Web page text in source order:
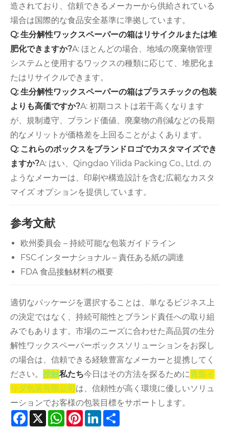
造されており、信頼できるメーカーから供給されている
場合は国際的な食品安全基準に準拠しています。
Q: 生分解性ワックスペーパーの箱はリサイクルまたは堆
肥化できますか?A: ほとんどの場合、地域の廃棄物管理
システムと使用するワックスの種類に応じて、堆肥化ま
たはリサイクルできます。
Q: 生分解性ワックスペーパーの箱はプラスチックの包装
よりも高価ですか?A: 初期コストは若干高くなります
が、規制遵守、ブランド価値、廃棄物の削減などの長期
的なメリットが価格差を上回ることがよくあります。
Q: これらのボックスをブランドロゴでカスタマイズでき
ますか?A: はい、Qingdao Yilida Packing Co., Ltd. の
ようなメーカーは、印刷や構造設計を含む広範なカスタ
マイズ オプションを提供しています。
参考文献
欧州委員会 – 持続可能な包装ガイドライン
FSCインターナショナル – 責任ある紙の調達
FDA 食品接触材料の概要
適切なパッケージを選択することは、単なるビジネス上
の決定ではなく、持続可能性とブランド責任への取り組
みでもあります。市場のニーズに合わせた高品質の生分
解性ワックスペーパーボックスソリューションをお探し
の場合は、信頼できる経験豊富なメーカーと提携してく
ださい。 接触私たち今日はその方法を探るために青島イ
リダ包装有限公司 は、信頼性が高く環境に優しいソリュ
ーションでお客様の包装目標をサポートします。
Facebook
X WhatsApp
Pinterest
LinkedIn